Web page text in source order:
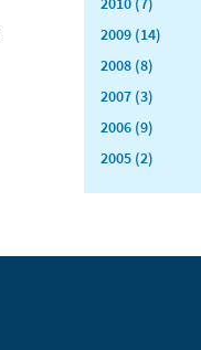
2009 (14)
2008 (8)
2007 (3)
2006 (9)
2005 (2)